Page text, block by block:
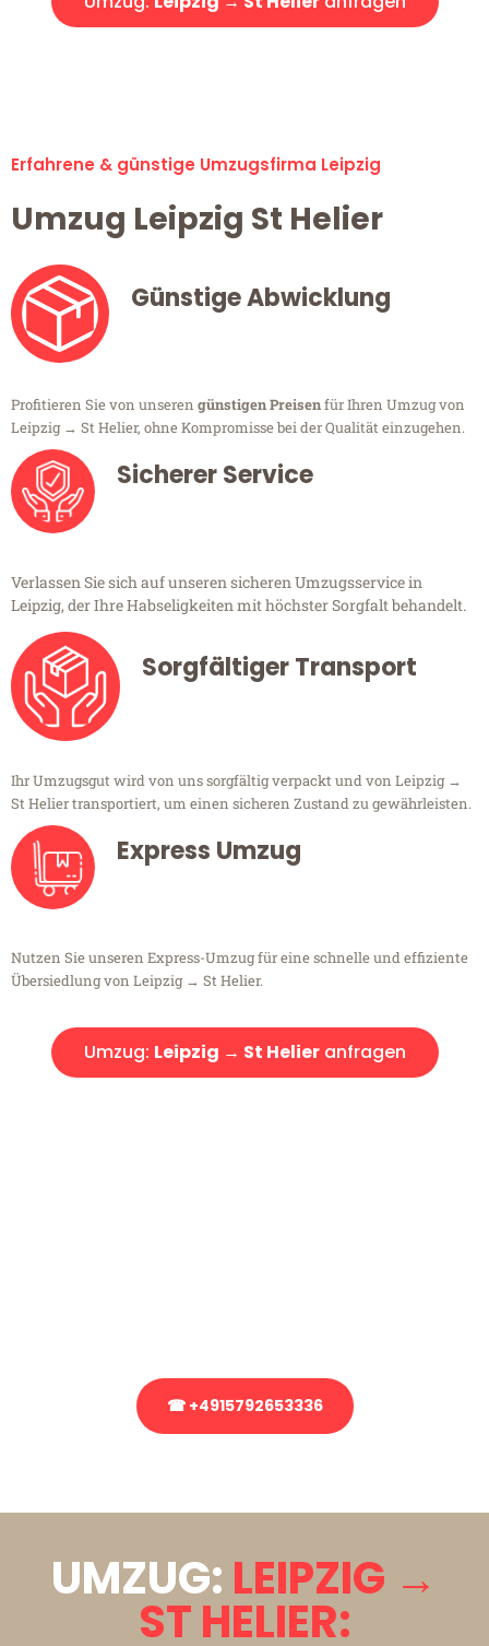
Erfahrene & günstige Umzugsfirma Leipzig
Umzug Leipzig St Helier
Günstige Abwicklung
Profitieren Sie von unseren günstigen Preisenfür Ihren Umzug von
Leipzig → St Helier, ohne Kompromisse bei der Qualität einzugehen.
Sicherer Service
Verlassen Sie sich auf unseren sicheren Umzugsservice in
Leipzig, der Ihre Habseligkeiten mit höchster Sorgfalt behandelt.
Sorgfältiger Transport
Ihr Umzugsgut wird von uns sorgfältig verpackt und von Leipzig →
St Helier transportiert, um einen sicheren Zustand zu gewährleisten.
Express Umzug
Nutzen Sie unseren Express-Umzug für eine schnelle und effiziente
Übersiedlung von Leipzig → St Helier.
Umzug: Leipzig → St Helieranfragen
☎ +4915792653336
UMZUG: LEIPZIG →
ST HELIER: